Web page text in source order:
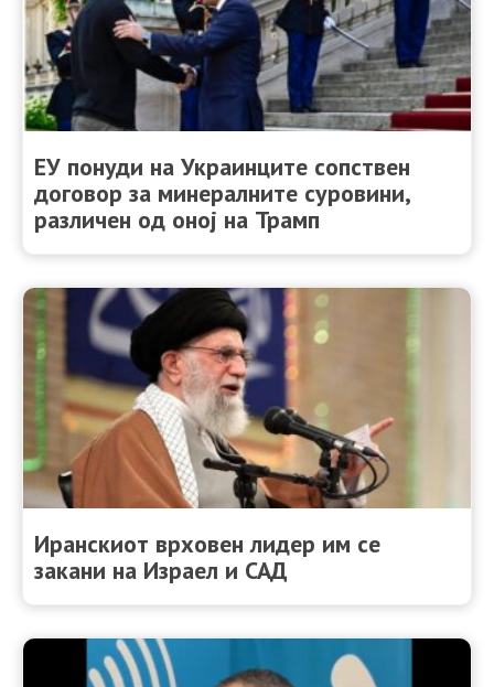
ЕУ понуди на Украинците сопствен
договор за минералните суровини,
различен од оној на Трамп
Иранскиот врховен лидер им се
закани на Израел и САД